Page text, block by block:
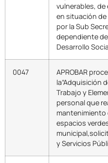
vulnerables,
en situación de
por la Sub
dependiente
Desarrollo
0047
APROBAR
la“Adquisición
Trabajo y
personal que
mantenimiento
espacios
y Servicios